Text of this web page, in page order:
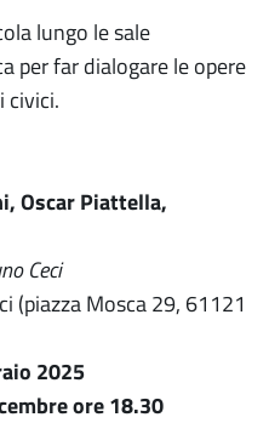
lungo le sale
per far dialogare le opere
civici.
Oscar Piattella,
Ceci
(piazza Mosca 29, 61121
2025
ore 18.30